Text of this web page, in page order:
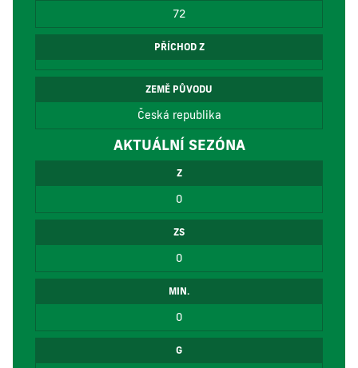
72
PŘÍCHOD Z
ZEMĚ PŮVODU
Česká republika
AKTUÁLNÍ SEZÓNA
Z
0
ZS
0
MIN.
0
G